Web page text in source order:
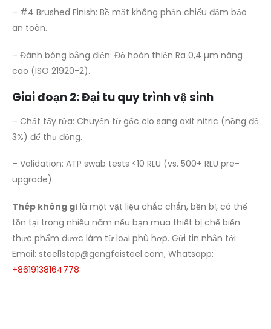
– #4 Brushed Finish: Bề mặt không phản chiếu đảm bảo
an toàn.
– Đánh bóng bằng điện: Độ hoàn thiện Ra 0,4 µm nâng
cao (ISO 21920-2).
Giai đoạn 2: Đại tu quy trình vệ sinh
– Chất tẩy rửa: Chuyển từ gốc clo sang axit nitric (nồng độ
3%) để thụ động.
– Validation: ATP swab tests <10 RLU (vs. 500+ RLU pre-
upgrade).
Thép không gỉ là một vật liệu chắc chắn, bền bỉ, có thể
tồn tại trong nhiều năm nếu bạn mua thiết bị chế biến
thực phẩm được làm từ loại phù hợp. Gửi tin nhắn tới
Email: steel1stop@gengfeisteel.com, Whatsapp:
+8619138164778.